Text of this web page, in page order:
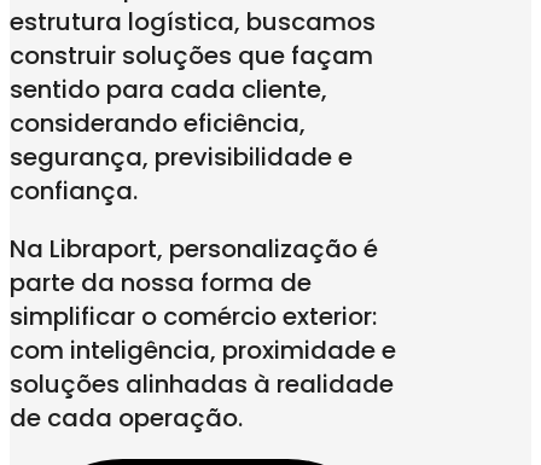
estrutura logística, buscamos
construir soluções que façam
sentido para cada cliente,
considerando eficiência,
segurança, previsibilidade e
confiança.
Na Libraport, personalização é
parte da nossa forma de
simplificar o comércio exterior:
com inteligência, proximidade e
soluções alinhadas à realidade
de cada operação.